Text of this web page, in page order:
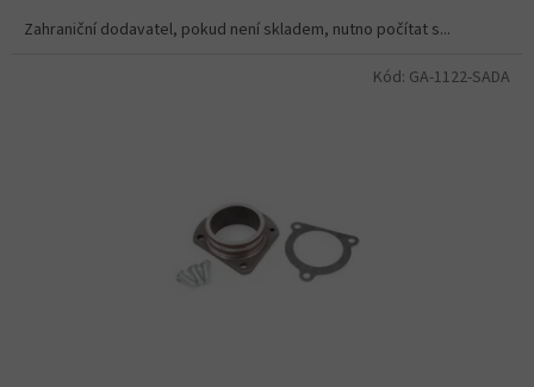
Zahraniční dodavatel, pokud není skladem, nutno počítat s...
Kód: GA-1122-SADA